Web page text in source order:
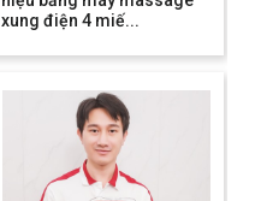
xung điện 4 miế...